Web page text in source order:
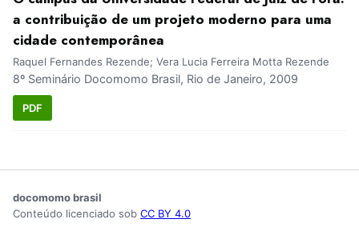
a contribuição de um projeto moderno para uma
cidade contemporânea
Raquel Fernandes Rezende; Vera Lucia Ferreira Motta Rezende
8º Seminário Docomomo Brasil, Rio de Janeiro, 2009
PDF
docomomo brasil
Conteúdo licenciado sob CC BY 4.0